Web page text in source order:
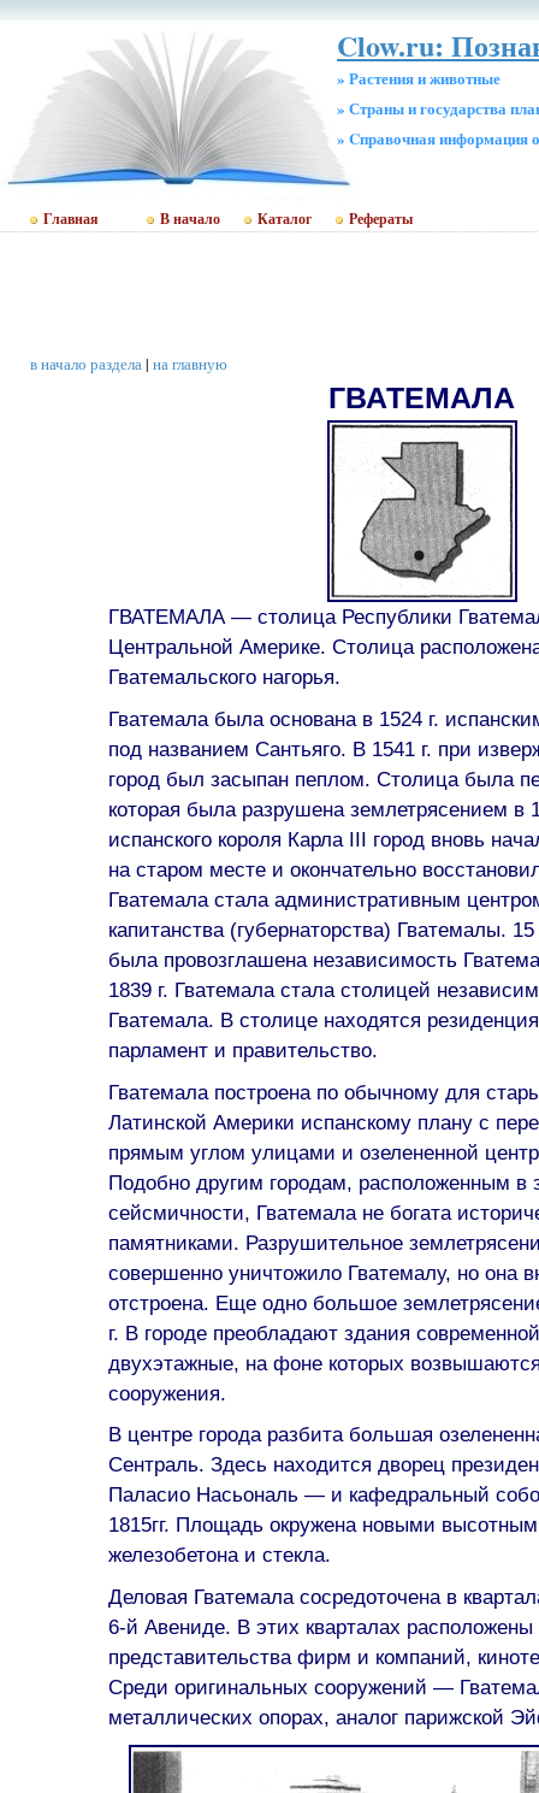
Clow.ru:
» Растения и животные
» Страны и государства
» Cправочная информация
Главная В начало Каталог Рефераты
в начало раздела| на главную
ГВАТЕМАЛА
ГВАТЕМАЛА — столица Республики
Центральной Америке. Столица
Гватемальского нагорья.
Гватемала была основана в 1524 г.
под названием Сантьяго. В 1541 г. при
город был засыпан пеплом. Столица была
которая была разрушена землетрясением в
испанского короля Карла III город вновь
на старом месте и окончательно
Гватемала стала административным
капитанства (губернаторства) Гватемалы.
была провозглашена независимость
1839 г. Гватемала стала столицей
Гватемала. В столице находятся
парламент и правительство.
Гватемала построена по обычному для
Латинской Америки испанскому плану с
прямым углом улицами и озелененной
Подобно другим городам, расположенным в
сейсмичности, Гватемала не богата
памятниками. Разрушительное
совершенно уничтожило Гватемалу, но она
отстроена. Еще одно большое
г. В городе преобладают здания
двухэтажные, на фоне которых
сооружения.
В центре города разбита большая
Сентраль. Здесь находится дворец
Паласио Насьональ — и кафедральный
1815гг. Площадь окружена новыми
железобетона и стекла.
Деловая Гватемала сосредоточена в
6-й Авениде. В этих кварталах расположены
представительства фирм и компаний,
Среди оригинальных сооружений —
металлических опорах, аналог парижской